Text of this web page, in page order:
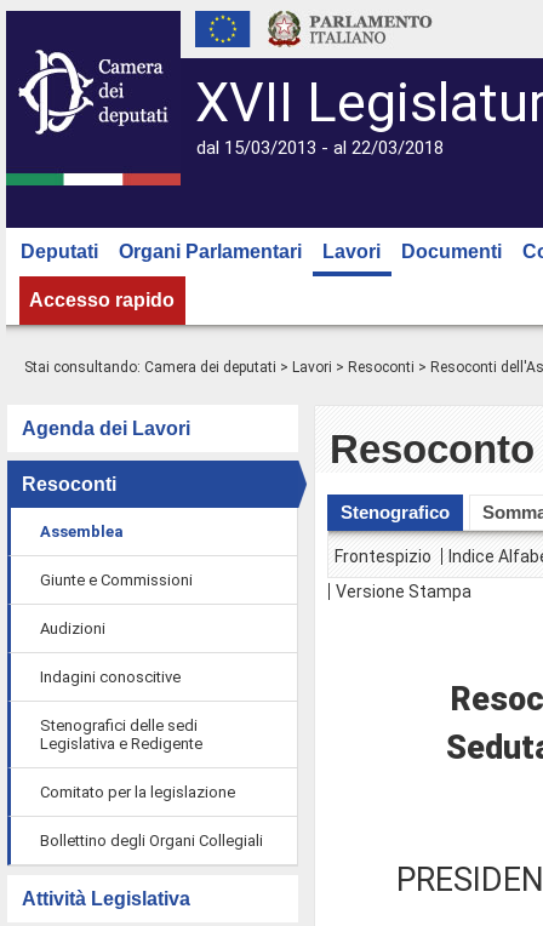
XVII
dal 15/03/2013 - al 22/03/2018
Deputati Organi Parlamentari Lavori Documenti
Accesso rapido
Stai consultando: Camera dei deputati > Lavori > Resoconti > Resoconti
Agenda dei Lavori
Resoconti
Assemblea
Giunte e Commissioni
Audizioni
Indagini conoscitive
Stenografici delle sedi
Legislativa e Redigente
Comitato per la legislazione
Bollettino degli Organi Collegiali
Attività Legislativa
Stenografico
Frontespizio
Indice
Versione Stampa